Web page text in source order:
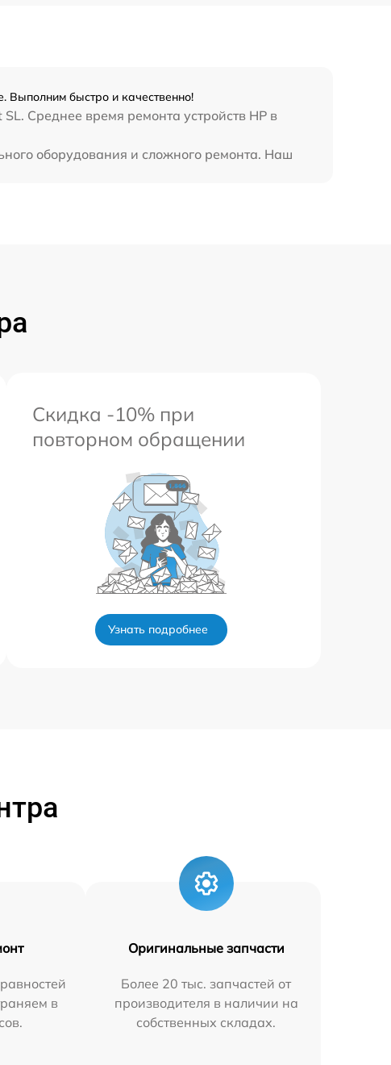
Выполним быстро и качественно!
Среднее время ремонта устройств HP в
оборудования и сложного ремонта. Наш
Скидка -10% при
повторном обращении
Узнать подробнее
в
Оригинальные запчасти
Более 20 тыс. запчастей от
производителя в наличии на
собственных складах.